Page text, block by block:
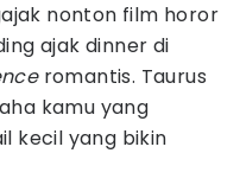
nonton film horor
ajak dinner di
romantis. Taurus
kamu yang
kecil yang bikin